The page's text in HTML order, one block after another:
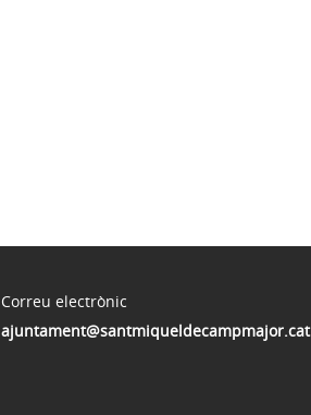
Correu electrònic
ajuntament@santmiqueldecampmajor.cat